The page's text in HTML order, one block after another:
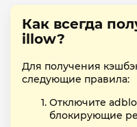
Как всегда
illow?
Для получения
следующие правила:
Отключите
блокирующие